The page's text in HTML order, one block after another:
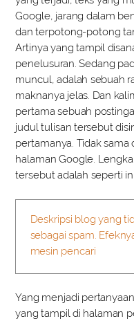
Google, jarang dalam
dan terpotong-potong
Artinya yang tampil
penelusuran. Sedang
muncul, adalah sebuah
maknanya jelas. Dan
pertama sebuah
judul tulisan tersebut
pertamanya. Tidak
halaman Google.
tersebut adalah seperti
Deskripsi blog yang
sebagai spam.
mesin pencari
Yang menjadi
yang tampil di halaman